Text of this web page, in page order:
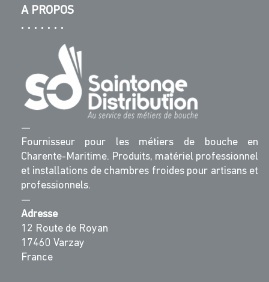
A PROPOS
—
Fournisseur pour les métiers de bouche en
Charente-Maritime. Produits, matériel professionnel
et installations de chambres froides pour artisans et
professionnels.
—
Adresse
12 Route de Royan
17460 Varzay
France